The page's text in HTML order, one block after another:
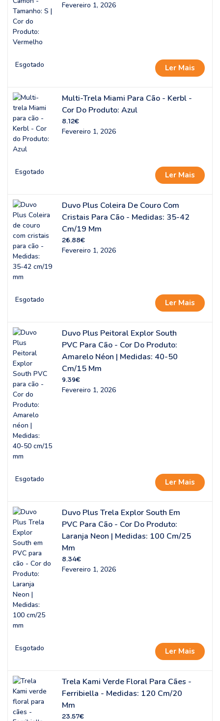
Fevereiro 1, 2026
Esgotado Ler Mais
Multi-Trela Miami Para Cão - Kerbl -
Cor Do Produto: Azul
8.12€
Fevereiro 1, 2026
Esgotado Ler Mais
Duvo Plus Coleira De Couro Com
Cristais Para Cão - Medidas: 35-42
Cm/19 Mm
26.88€
Fevereiro 1, 2026
Esgotado Ler Mais
Duvo Plus Peitoral Explor South
PVC Para Cão - Cor Do Produto:
Amarelo Néon | Medidas: 40-50
Cm/15 Mm
9.39€
Fevereiro 1, 2026
Esgotado Ler Mais
Duvo Plus Trela Explor South Em
PVC Para Cão - Cor Do Produto:
Laranja Neon | Medidas: 100 Cm/25
Mm
8.34€
Fevereiro 1, 2026
Esgotado Ler Mais
Trela Kami Verde Floral Para Cães -
Ferribiella - Medidas: 120 Cm/20
Mm
23.57€